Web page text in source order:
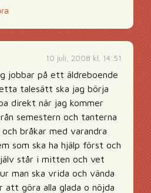
10 juli, 2008 kl. 14:51
jobbar på ett äldreboende
talesätt ska jag börja
direkt när jag kommer
semestern och tanterna
bråkar med varandra
som ska ha hjälp först och
står i mitten och vet
man ska vrida och vända
att göra alla glada o nöjda